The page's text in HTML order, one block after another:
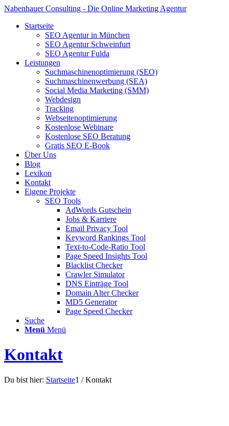
Nabenhauer Consulting - Die Online Marketing Agentur
Startseite
SEO Agentur in München
SEO Agentur Schweinfurt
SEO Agentur Fulda
Leistungen
Suchmaschinenoptimierung (SEO)
Suchmaschinenwerbung (SEA)
Social Media Marketing (SMM)
Webdesign
Tracking
Webseitenoptimierung
Kostenlose Webinare
Kostenlose SEO Beratung
Gratis SEO E-Book
Über Uns
Blog
Lexikon
Kontakt
Eigene Projekte
SEO Tools
AdWords Gutschein
Jobs & Karriere
Email Privacy Tool
Keyword Rankings Tool
Text-to-Code-Ratio Tool
Page Speed Insights Tool
Blacklist Checker
Crawler Simulator
DNS Einträge Tool
Domain Alter Checker
MD5 Generator
Page Speed Checker
Suche
Menü Menü
Kontakt
Du bist hier: Startseite1 / Kontakt